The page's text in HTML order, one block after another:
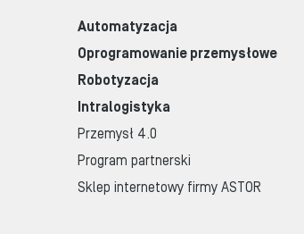
Automatyzacja
Oprogramowanie przemysłowe
Robotyzacja
Intralogistyka
Przemysł 4.0
Program partnerski
Sklep internetowy firmy ASTOR